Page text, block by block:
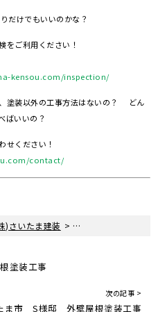
だけでもいいのかな？
をご利用ください！
kensou.com/inspection/
塗装以外の工事方法はないの？ どん
ばいいの？
ください！
contact/
)さいたま建装 > 塗装現場レポート
塗装工事
次の記事 >
ま市 S様邸 外壁屋根塗装工事